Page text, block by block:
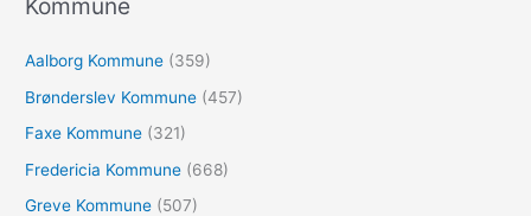
t
e
r
Kommune
Aalborg Kommune (359)
Brønderslev Kommune (457)
Faxe Kommune (321)
Fredericia Kommune (668)
Greve Kommune (507)